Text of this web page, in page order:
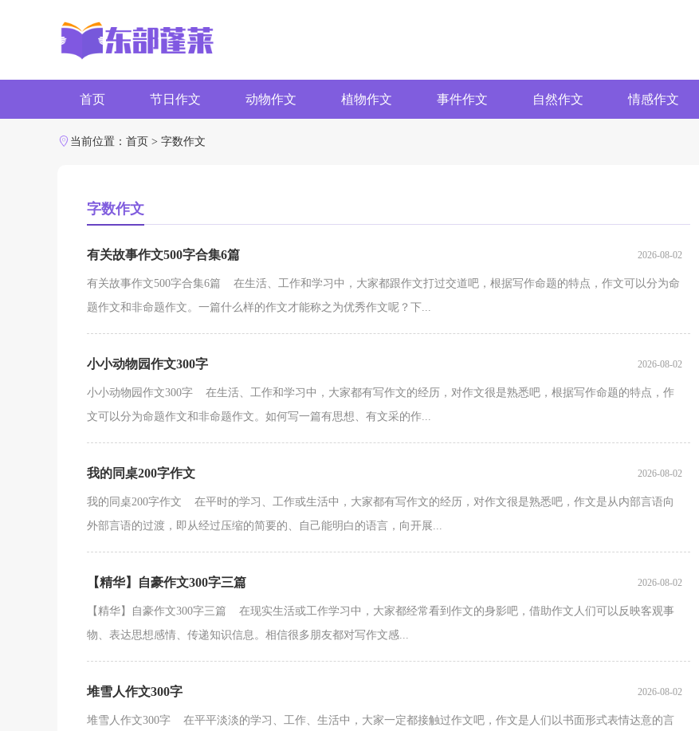
首页 节日作文 动物作文 植物作文 事件作文 自然作文 情感作文
字数作文 写作素材
当前位置： 首页 > 字数作文
字数作文
有关故事作文500字合集6篇 2026-08-02
有关故事作文500字合集6篇 在生活、工作和学习中，大家都跟作文打过交道吧，根据写作命题的特点，作文可以分为命
题作文和非命题作文。一篇什么样的作文才能称之为优秀作文呢？下...
小小动物园作文300字 2026-08-02
小小动物园作文300字 在生活、工作和学习中，大家都有写作文的经历，对作文很是熟悉吧，根据写作命题的特点，作
文可以分为命题作文和非命题作文。如何写一篇有思想、有文采的作...
我的同桌200字作文 2026-08-02
我的同桌200字作文 在平时的学习、工作或生活中，大家都有写作文的经历，对作文很是熟悉吧，作文是从内部言语向
外部言语的过渡，即从经过压缩的简要的、自己能明白的语言，向开展...
【精华】自豪作文300字三篇 2026-08-02
【精华】自豪作文300字三篇 在现实生活或工作学习中，大家都经常看到作文的身影吧，借助作文人们可以反映客观事
物、表达思想感情、传递知识信息。相信很多朋友都对写作文感...
堆雪人作文300字 2026-08-02
堆雪人作文300字 在平平淡淡的学习、工作、生活中，大家一定都接触过作文吧，作文是人们以书面形式表情达意的言